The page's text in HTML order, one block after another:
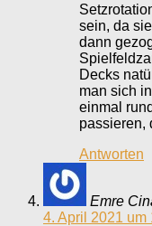
sein, da
dann
Decks
man sich
einmal
passieren,
Antworten
Emre
4. April 2021 um